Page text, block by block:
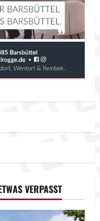
VERPASST